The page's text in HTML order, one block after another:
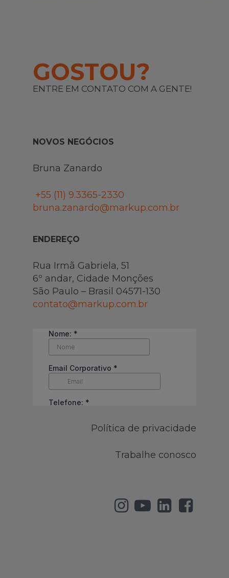
GOSTOU?
ENTRE EM CONTATO COM A GENTE!
NOVOS NEGÓCIOS
Bruna Zanardo
+55 (11) 9.3365-2330
bruna.zanardo@markup.com.br
ENDEREÇO
Rua Irmã Gabriela, 51
6º andar, Cidade Monções
São Paulo – Brasil 04571-130
contato@markup.com.br
Política de privacidade
Trabalhe conosco